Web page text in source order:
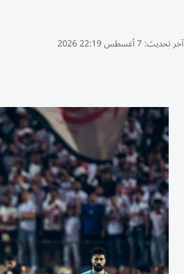
آخر تحديث:7 أغسطس 22:19 2026